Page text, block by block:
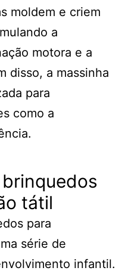
moldem e criem
a
motora e a
disso, a massinha
para
como a
tátil
para
série de
infantil.